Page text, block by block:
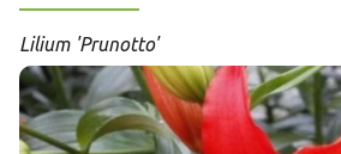
Lilium 'Prunotto'